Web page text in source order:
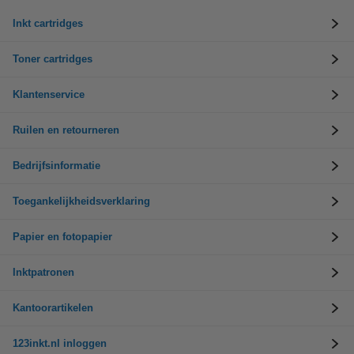
Inkt cartridges
Toner cartridges
Klantenservice
Ruilen en retourneren
Bedrijfsinformatie
Toegankelijkheidsverklaring
Papier en fotopapier
Inktpatronen
Kantoorartikelen
123inkt.nl inloggen